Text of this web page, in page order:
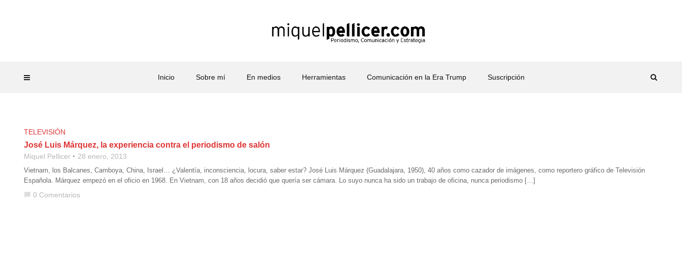
Inicio Sobre mí En medios Herramientas Comunicación en la Era Trump Suscripción
TELEVISIÓN
José Luis Márquez, la experiencia contra el periodismo de salón
Miquel Pellicer 28 enero, 2013
Vietnam, los Balcanes, Camboya, China, Israel… ¿Valentía, inconsciencia, locura, saber estar? José Luis Márquez (Guadalajara, 1950), 40 años como cazador de imágenes, como reportero gráfico de Televisión
Española. Márquez empezó en el oficio en 1968. En Vietnam, con 18 años decidió que quería ser cámara. Lo suyo nunca ha sido un trabajo de oficina, nunca periodismo […]
chat_bubble 0 Comentarios